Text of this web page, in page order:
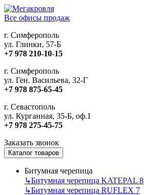
Все офисы продаж
г. Симферополь
ул. Глинки, 57-Б
+7 978 210-10-15
г. Симферополь
ул. Ген. Васильева, 32-Г
+7 978 875-65-45
г. Севастополь
ул. Курганная, 35-Б, оф.1
+7 978 275-45-75
Заказать звонок
Каталог товаров
Битумная черепица
↳Битумная черепица KATEPAL 8
↳Битумная черепица RUFLEX 7